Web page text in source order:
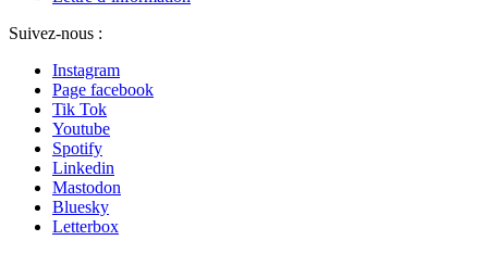
Suivez-nous :
Instagram
Page facebook
Tik Tok
Youtube
Spotify
Linkedin
Mastodon
Bluesky
Letterbox